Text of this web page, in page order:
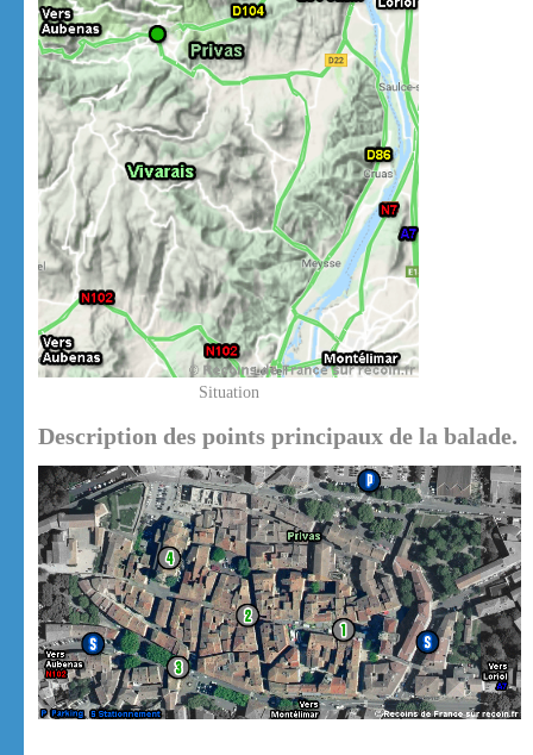
Situation
Description des points principaux de la balade.